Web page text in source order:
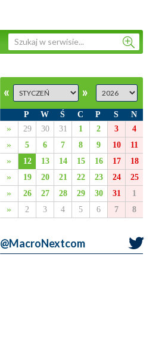
« »
» 29 30 31 1 2 3 4
» 5 6 7 8 9 10 11
» 12 13 14 15 16 17 18
» 19 20 21 22 23 24 25
» 26 27 28 29 30 31 1
» 2 3 4 5 6 7 8
P W Ś C P S N
@MacroNextcom